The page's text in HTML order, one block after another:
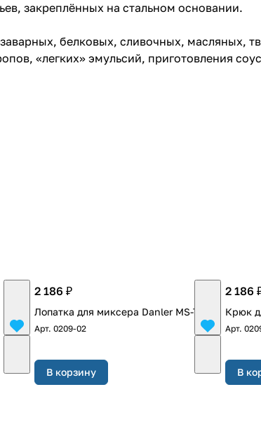
закреплённых на стальном основании.
белковых, сливочных, масляных,
«легких» эмульсий, приготовления
2 186 ₽
Лопатка для миксера Danler MS-7
Арт.0209-02
В корзину
2 186
Крюк
Арт.
В